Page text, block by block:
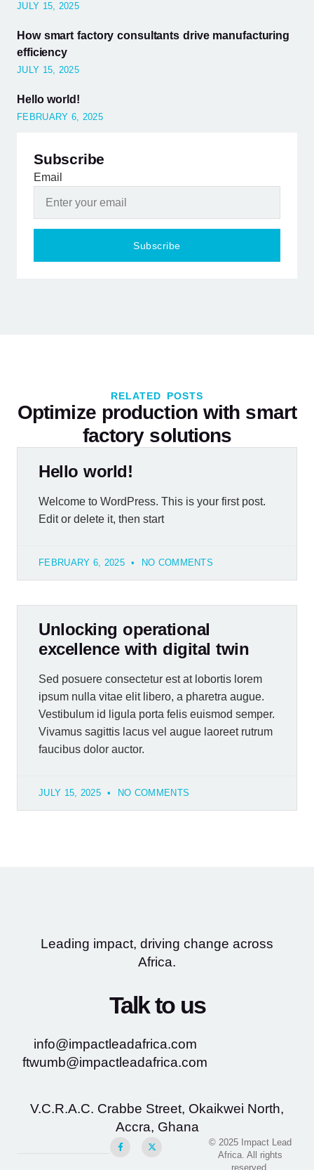
JULY 15, 2025
How smart factory consultants drive manufacturing
efficiency
JULY 15, 2025
Hello world!
FEBRUARY 6, 2025
Subscribe
Email
Subscribe
RELATED POSTS
Optimize production with smart
factory solutions
Hello world!
Welcome to WordPress. This is your first post.
Edit or delete it, then start
FEBRUARY 6, 2025 NO COMMENTS
Unlocking operational
excellence with digital twin
Sed posuere consectetur est at lobortis lorem
ipsum nulla vitae elit libero, a pharetra augue.
Vestibulum id ligula porta felis euismod semper.
Vivamus sagittis lacus vel augue laoreet rutrum
faucibus dolor auctor.
JULY 15, 2025 NO COMMENTS
Leading impact, driving change across
Africa.
Talk to us
info@impactleadafrica.com
ftwumb@impactleadafrica.com
V.C.R.A.C. Crabbe Street, Okaikwei North,
Accra, Ghana
© 2025 Impact Lead
Africa. All rights
reserved.